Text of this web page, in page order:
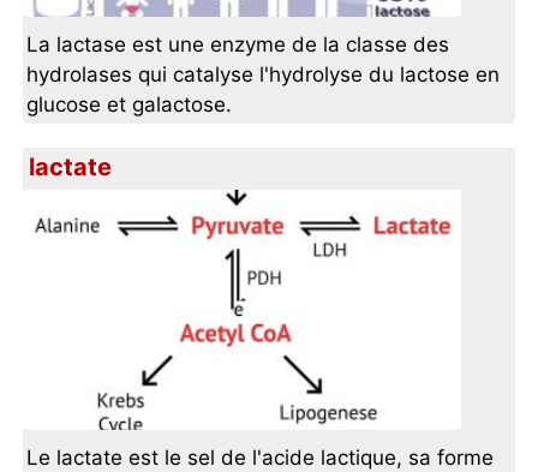
La lactase est une enzyme de la classe des
hydrolases qui catalyse l'hydrolyse du lactose en
glucose et galactose.
lactate
Le lactate est le sel de l'acide lactique, sa forme